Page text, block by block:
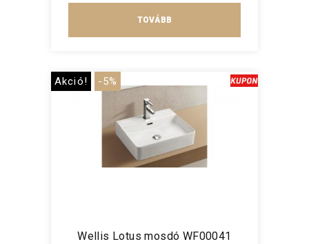
TOVÁBB
Akció! -5%
Wellis Lotus mosdó WF00041